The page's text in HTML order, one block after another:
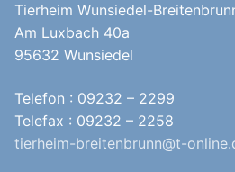
Tierheim Wunsiedel-
Am Luxbach 40a
95632 Wunsiedel
Telefon : 09232 – 2299
Telefax : 09232 – 2258
tierheim-breitenbrunn@t-